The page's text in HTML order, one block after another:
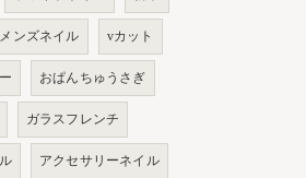
メンズネイル vカット
おぱんちゅうさぎ
ガラスフレンチ
アクセサリーネイル